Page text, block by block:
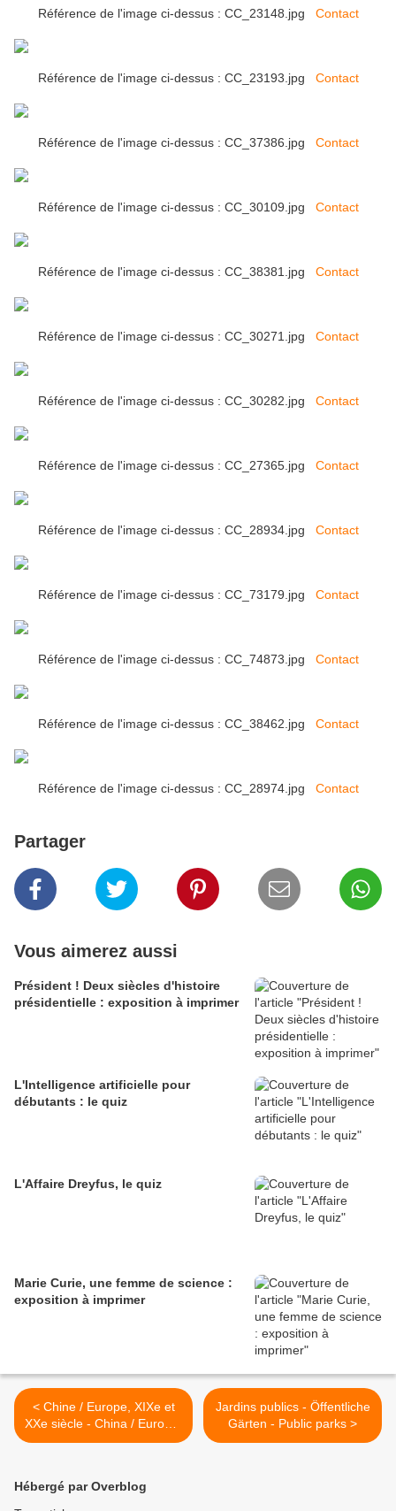
Référence de l'image ci-dessus : CC_23148.jpg Contact
Référence de l'image ci-dessus : CC_23193.jpg Contact
Référence de l'image ci-dessus : CC_37386.jpg Contact
Référence de l'image ci-dessus : CC_30109.jpg Contact
Référence de l'image ci-dessus : CC_38381.jpg Contact
Référence de l'image ci-dessus : CC_30271.jpg Contact
Référence de l'image ci-dessus : CC_30282.jpg Contact
Référence de l'image ci-dessus : CC_27365.jpg Contact
Référence de l'image ci-dessus : CC_28934.jpg Contact
Référence de l'image ci-dessus : CC_73179.jpg Contact
Référence de l'image ci-dessus : CC_74873.jpg Contact
Référence de l'image ci-dessus : CC_38462.jpg Contact
Référence de l'image ci-dessus : CC_28974.jpg Contact
Partager
Vous aimerez aussi
Président ! Deux siècles d'histoire
présidentielle : exposition à imprimer
L'Intelligence artificielle pour
débutants : le quiz
L'Affaire Dreyfus, le quiz
Marie Curie, une femme de science :
exposition à imprimer
< Chine / Europe, XIXe et
XXe siècle - China / Europa,
XIX e XXe Jahrhundert -
Jardins publics - Öffentliche
Gärten - Public parks >
Hébergé par Overblog